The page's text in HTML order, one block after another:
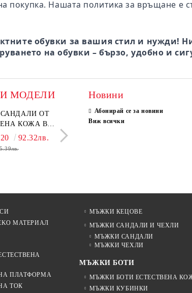
покупка. Нашата политика за връщане е
обувки за вашия стил и нужди!
на обувки – бързо, удобно и
от
в тъмнокафяв
Дамски сандали от
велур в светло кафяво
МОДЕЛИ
ОТ
КОЖА В
МОДЕЛ NOVA.
92.32лв.
ELIA MOVE – БЕЛИ
ДАМСКИ ЛЕТНИ
Новини
Абонирай се за новини
Виж всички
МАТЕРИАЛ
ПЛАТФОРМА
ТОК
МЪЖКИ КЕЦОВЕ
МЪЖКИ САНДАЛИ И ЧЕХЛИ
МЪЖКИ САНДАЛИ
МЪЖКИ ЧЕХЛИ
МЪЖКИ БОТИ
МЪЖКИ БОТИ ЕСТЕСТВЕНА
МЪЖКИ КУБИНКИ